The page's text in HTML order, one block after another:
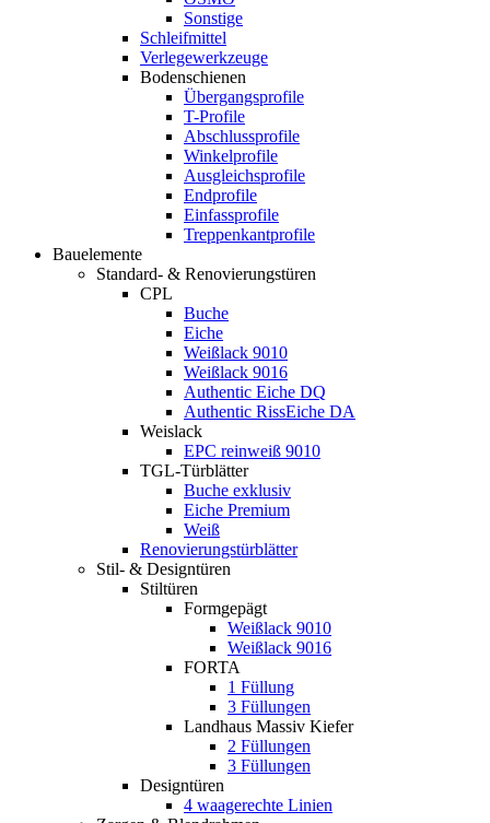
Sonstige
Schleifmittel
Verlegewerkzeuge
Bodenschienen
Übergangsprofile
T-Profile
Abschlussprofile
Winkelprofile
Ausgleichsprofile
Endprofile
Einfassprofile
Treppenkantprofile
Bauelemente
Standard- & Renovierungstüren
CPL
Buche
Eiche
Weißlack 9010
Weißlack 9016
Authentic Eiche DQ
Authentic RissEiche DA
Weislack
EPC reinweiß 9010
TGL-Türblätter
Buche exklusiv
Eiche Premium
Weiß
Renovierungstürblätter
Stil- & Designtüren
Stiltüren
Formgepägt
Weißlack 9010
Weißlack 9016
FORTA
1 Füllung
3 Füllungen
Landhaus Massiv Kiefer
2 Füllungen
3 Füllungen
Designtüren
4 waagerechte Linien